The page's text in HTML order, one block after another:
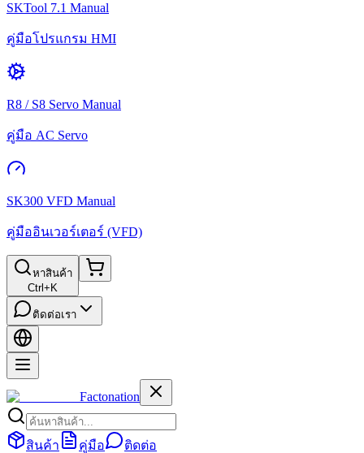
SKTool 7.1 Manual
คู่มือโปรแกรม HMI
R8 / S8 Servo Manual
คู่มือ AC Servo
SK300 VFD Manual
คู่มืออินเวอร์เตอร์ (VFD)
หาสินค้า
Ctrl+K
ติดต่อเรา
Factonation
สินค้า คู่มือ ติดต่อ